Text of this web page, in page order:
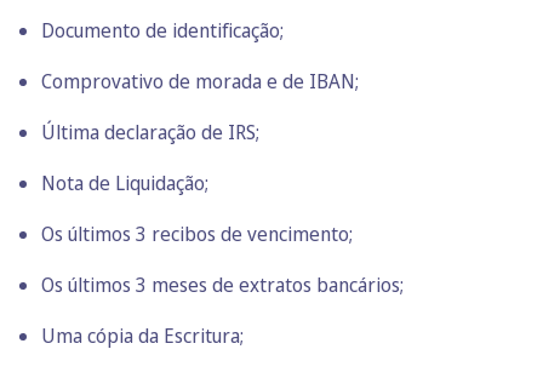
Documento de identificação;
Comprovativo de morada e de IBAN;
Última declaração de IRS;
Nota de Liquidação;
Os últimos 3 recibos de vencimento;
Os últimos 3 meses de extratos bancários;
Uma cópia da Escritura;